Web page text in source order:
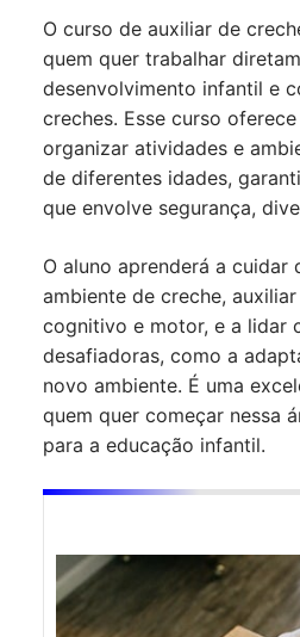
O curso de auxiliar de
quem quer trabalhar
desenvolvimento infantil e
creches. Esse curso
organizar atividades e
de diferentes idades,
que envolve segurança,
O aluno aprenderá a cuidar
ambiente de creche,
cognitivo e motor, e a lidar
desafiadoras, como a
novo ambiente. É uma
quem quer começar nessa
para a educação infantil.